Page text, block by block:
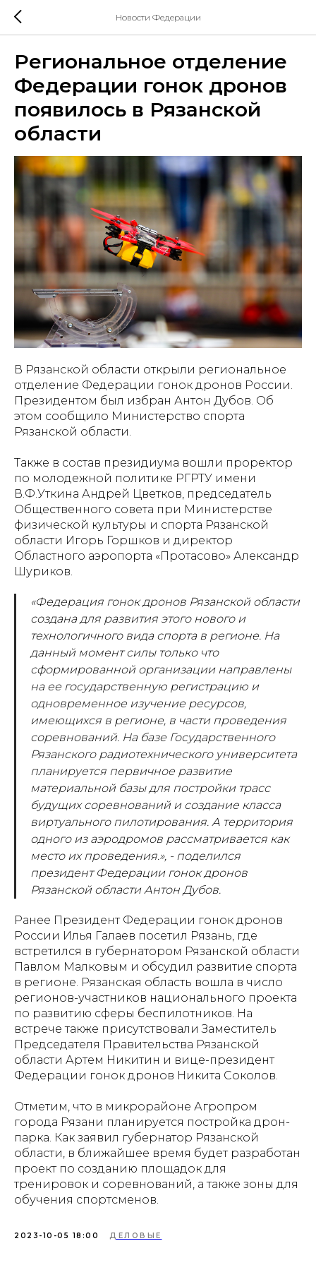
Новости Федерации
Региональное отделение
Федерации гонок дронов
появилось в Рязанской
области
В Рязанской области открыли региональное
отделение Федерации гонок дронов России.
Президентом был избран Антон Дубов. Об
этом сообщило Министерство спорта
Рязанской области.
Также в состав президиума вошли проректор
по молодежной политике РГРТУ имени
В.Ф.Уткина Андрей Цветков, председатель
Общественного совета при Министерстве
физической культуры и спорта Рязанской
области Игорь Горшков и директор
Областного аэропорта «Протасово» Александр
Шуриков.
«Федерация гонок дронов Рязанской области
создана для развития этого нового и
технологичного вида спорта в регионе. На
данный момент силы только что
сформированной организации направлены
на ее государственную регистрацию и
одновременное изучение ресурсов,
имеющихся в регионе, в части проведения
соревнований. На базе Государственного
Рязанского радиотехнического университета
планируется первичное развитие
материальной базы для постройки трасс
будущих соревнований и создание класса
виртуального пилотирования. А территория
одного из аэродромов рассматривается как
место их проведения.», - поделился
президент Федерации гонок дронов
Рязанской области Антон Дубов.
Ранее Президент Федерации гонок дронов
России Илья Галаев посетил Рязань, где
встретился в губернатором Рязанской области
Павлом Малковым и обсудил развитие спорта
в регионе. Рязанская область вошла в число
регионов-участников национального проекта
по развитию сферы беспилотников. На
встрече также присутствовали Заместитель
Председателя Правительства Рязанской
области Артем Никитин и вице-президент
Федерации гонок дронов Никита Соколов.
Отметим, что в микрорайоне Агропром
города Рязани планируется постройка дрон-
парка. Как заявил губернатор Рязанской
области, в ближайшее время будет разработан
проект по созданию площадок для
тренировок и соревнований, а также зоны для
обучения спортсменов.
2023-10-05 18:00 ДЕЛОВЫЕ